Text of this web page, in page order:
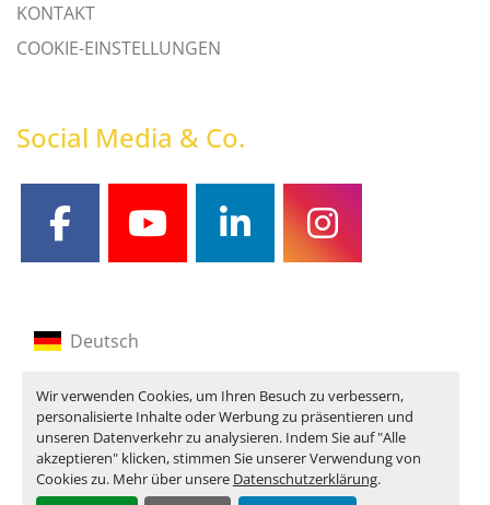
Wir verwenden Cookies, um Ihren Besuch zu verbessern,
personalisierte Inhalte oder Werbung zu präsentieren und
unseren Datenverkehr zu analysieren. Indem Sie auf "Alle
akzeptieren" klicken, stimmen Sie unserer Verwendung von
Cookies zu. Mehr über unsere Datenschutzerklärung.
KONTAKT
COOKIE-EINSTELLUNGEN
Social Media & Co.
facebookyoutubelinkedininstagram
Deutsch
Englisch
Französisch